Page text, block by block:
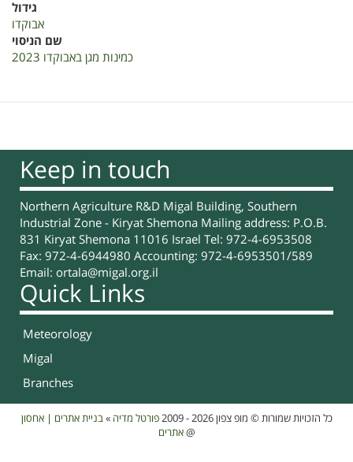
גידול
אבוקדו
שם הניסוי
כמינות מגן באבוקדו 2023
Keep in touch
Northern Agriculture R&D Migal Building, Southern
Industrial Zone - Kiryat Shemona Mailing address: P.O.B.
831 Kiryat Shemona 11016 Israel Tel: 972-4-6953508
Fax: 972-4-6944980 Accounting: 972-4-6953501/589
Email: ortala@migal.org.il
Quick Links
Meteorology
Migal
Branches
כל הזכויות שמורות © מופ צפון 2026 - 2009 פורטל מדיה »בניית אתרים |אחסון
אתרים@